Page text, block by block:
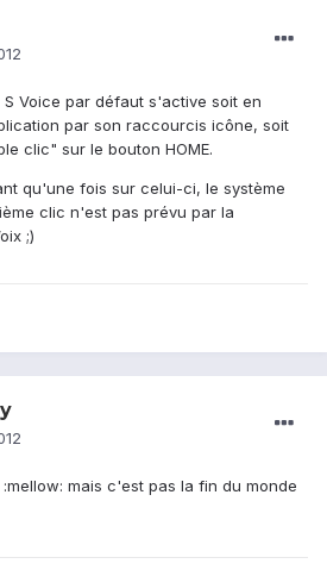
Voice par défaut s'active soit en
par son raccourcis icône, soit
clic" sur le bouton HOME.
qu'une fois sur celui-ci, le système
clic n'est pas prévu par la
;)
mais c'est pas la fin du monde